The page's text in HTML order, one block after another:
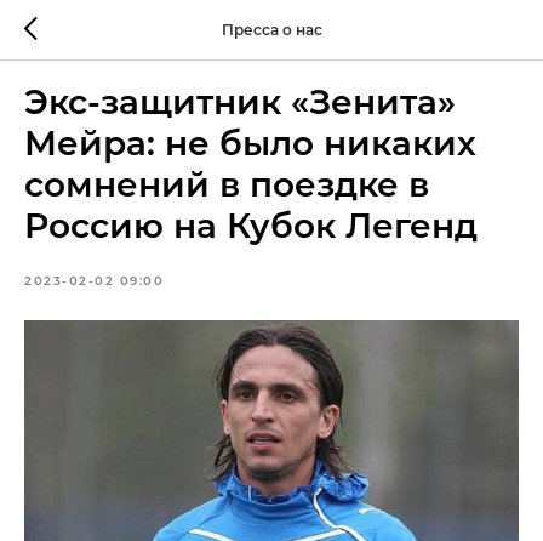
Пресса о нас
Экс-защитник «Зенита»
Мейра: не было никаких
сомнений в поездке в
Россию на Кубок Легенд
2023-02-02 09:00